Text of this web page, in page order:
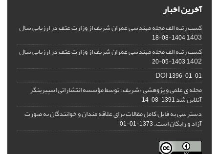
آخرین اخبار
کسب رتبه الف مجله مهندسی عمران شریف از وزارت عتف در ارزیابی سال
1403
1404-08-18
کسب رتبه الف مجله مهندسی عمران شریف از وزارت عتف در ارزیابی سال
1402
1403-05-20
DOI1396-01-01
مجله ی علمی و پژوهشی «شریف» توسط مؤسسه انتشاراتی اسپیرینگر
آنلاین شد1391-08-14
دسترسی به فایل کامل مقالات برای علاقه مندان و خوانندگان به صورت
آزاد و رایگان است.1373-01-01